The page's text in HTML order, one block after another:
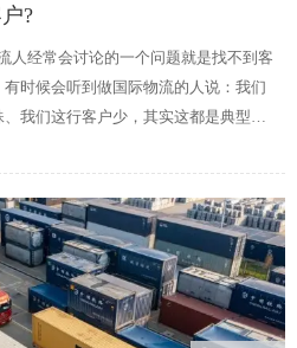
?
人经常会讨论的一个问题就是找不到客
时候会听到做国际物流的人说：我们
我们这行客户少，其实这都是典型的